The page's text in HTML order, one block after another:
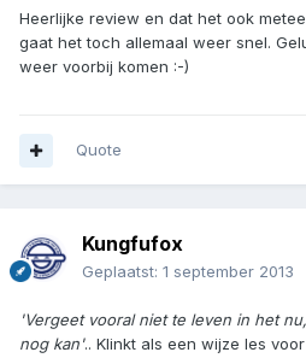
Heerlijke review en dat het ook
gaat het toch allemaal weer snel.
weer voorbij komen :-)
Quote
Kungfufox
Geplaatst: 1 september 2013
'Vergeet vooral niet te leven in het
nog kan'.. Klinkt als een wijze les